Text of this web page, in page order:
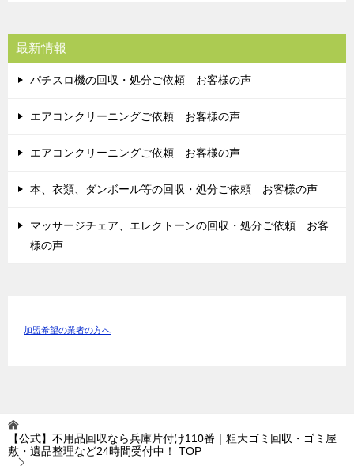
最新情報
パチスロ機の回収・処分ご依頼 お客様の声
エアコンクリーニングご依頼 お客様の声
エアコンクリーニングご依頼 お客様の声
本、衣類、ダンボール等の回収・処分ご依頼 お客様の声
マッサージチェア、エレクトーンの回収・処分ご依頼 お客
様の声
加盟希望の業者の方へ
【公式】不用品回収なら兵庫片付け110番｜粗大ゴミ回収・ゴミ屋
敷・遺品整理など24時間受付中！
TOP